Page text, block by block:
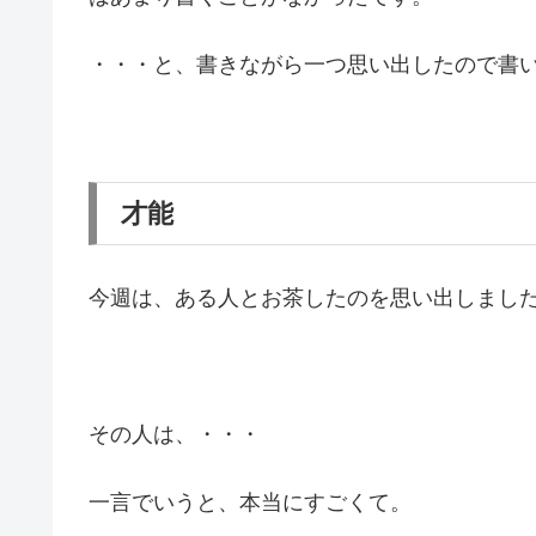
・・・と、書きながら一つ思い出したので書
才能
今週は、ある人とお茶したのを思い出しました
その人は、・・・
一言でいうと、本当にすごくて。